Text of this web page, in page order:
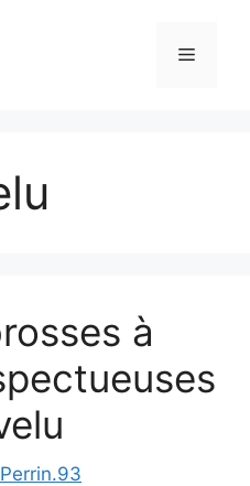
Menu
à